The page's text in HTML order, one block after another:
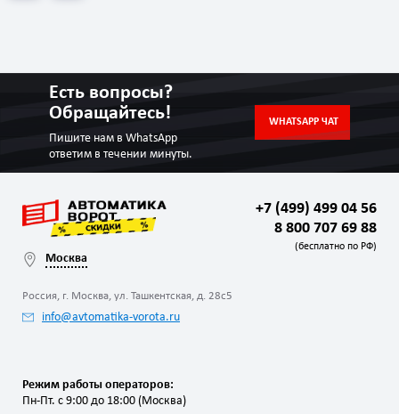
Есть вопросы?
Обращайтесь!
Пишите нам в WhatsApp
ответим в течении минуты.
WHATSAPP ЧАТ
Москва
Россия, г. Москва, ул. Ташкентская, д. 28с5
info@avtomatika-vorota.ru
+7 (499) 499 04 56
8 800 707 69 88
(бесплатно по РФ)
Режим работы операторов:
Пн-Пт. с 9:00 до 18:00 (Москва)